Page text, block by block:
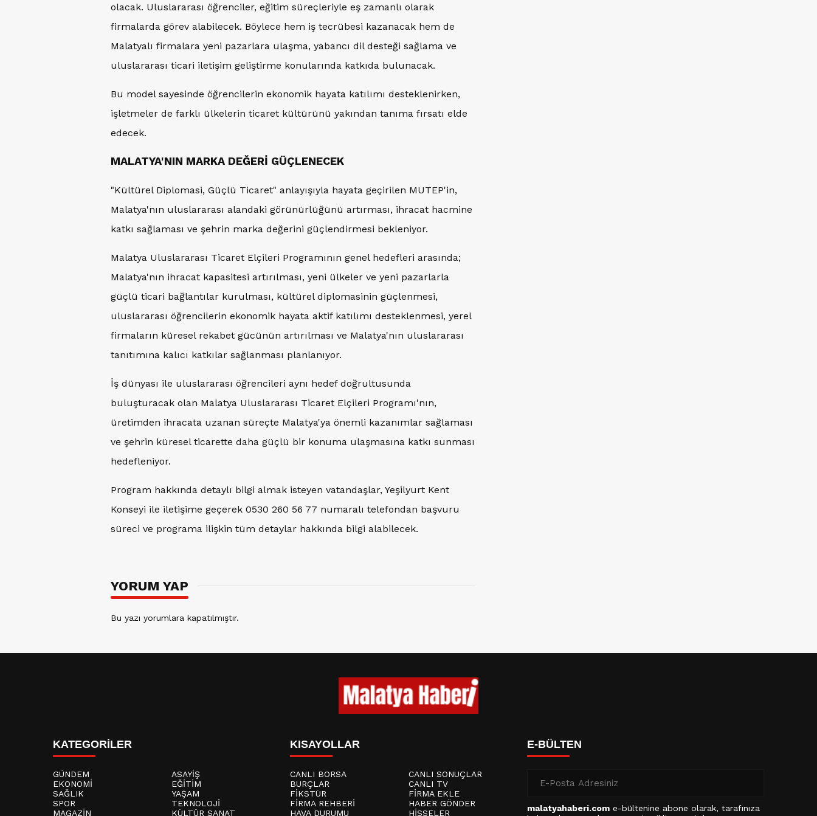
olacak. Uluslararası öğrenciler, eğitim süreçleriyle eş zamanlı olarak
firmalarda görev alabilecek. Böylece hem iş tecrübesi kazanacak hem de
Malatyalı firmalara yeni pazarlara ulaşma, yabancı dil desteği sağlama ve
uluslararası ticari iletişim geliştirme konularında katkıda bulunacak.
Bu model sayesinde öğrencilerin ekonomik hayata katılımı desteklenirken,
işletmeler de farklı ülkelerin ticaret kültürünü yakından tanıma fırsatı elde
edecek.
MALATYA'NIN MARKA DEĞERİ GÜÇLENECEK
"Kültürel Diplomasi, Güçlü Ticaret" anlayışıyla hayata geçirilen MUTEP'in,
Malatya'nın uluslararası alandaki görünürlüğünü artırması, ihracat hacmine
katkı sağlaması ve şehrin marka değerini güçlendirmesi bekleniyor.
Malatya Uluslararası Ticaret Elçileri Programının genel hedefleri arasında;
Malatya'nın ihracat kapasitesi artırılması, yeni ülkeler ve yeni pazarlarla
güçlü ticari bağlantılar kurulması, kültürel diplomasinin güçlenmesi,
uluslararası öğrencilerin ekonomik hayata aktif katılımı desteklenmesi, yerel
firmaların küresel rekabet gücünün artırılması ve Malatya'nın uluslararası
tanıtımına kalıcı katkılar sağlanması planlanıyor.
İş dünyası ile uluslararası öğrencileri aynı hedef doğrultusunda
buluşturacak olan Malatya Uluslararası Ticaret Elçileri Programı'nın,
üretimden ihracata uzanan süreçte Malatya'ya önemli kazanımlar sağlaması
ve şehrin küresel ticarette daha güçlü bir konuma ulaşmasına katkı sunması
hedefleniyor.
Program hakkında detaylı bilgi almak isteyen vatandaşlar, Yeşilyurt Kent
Konseyi ile iletişime geçerek 0530 260 56 77 numaralı telefondan başvuru
süreci ve programa ilişkin tüm detaylar hakkında bilgi alabilecek.
YORUM YAP
Bu yazı yorumlara kapatılmıştır.
KATEGORİLER
GÜNDEM
ASAYİŞ
EKONOMİ
EĞİTİM
SAĞLIK
YAŞAM
SPOR
TEKNOLOJİ
MAGAZİN
KÜLTÜR SANAT
KISAYOLLAR
CANLI BORSA
CANLI SONUÇLAR
BURÇLAR
CANLI TV
FİKSTÜR
FİRMA EKLE
FİRMA REHBERİ
HABER GÖNDER
HAVA DURUMU
HİSSELER
E-BÜLTEN
malatyahaberi.com e-bültenine abone olarak, tarafınıza